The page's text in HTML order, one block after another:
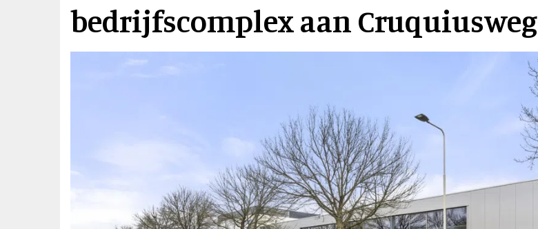
bedrijfscomplex aan Cruquiusweg